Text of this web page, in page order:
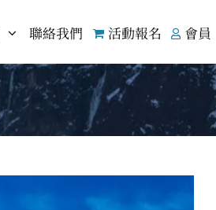
聯絡我們 活動報名 會員